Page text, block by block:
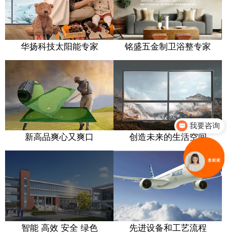
潍美集成
集装箱空间定制
锦州红日
线材镀锌设备
新高品
爽心又爽口
苏晖特
为人类创造未来的生活空间
墅景门窗
开启门窗新时代
创意科技
听话的油烟机
新媒体 · 服务
微官网建设·PC网站和微信平台整合方案·微信
公众号运营·H5社交游戏开发
短视频智能引流获客系统
新媒体 · 服务
微官网建设·PC网站和微信平台整合方案·微信公众号
运营·H5社交游戏开发
短视频智能引流获客系统
短视频·智能引流获客系统
月
我
要
月
亮
奔
我
只有一个要求 · 完美
华扬科技太阳能专家 铭盛五金制卫浴整专家
新高品爽心又爽口 创造未来的生活空间
智能 高效 安全 绿色 先进设备和工艺流程
我要咨询
你们是怎么收费的呢